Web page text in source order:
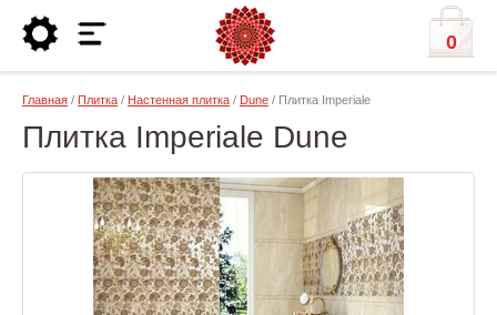
0
Главная / Плитка / Настенная плитка / Dune / Плитка Imperiale
Плитка Imperiale Dune